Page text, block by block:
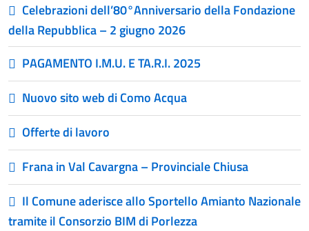
Celebrazioni dell’80°Anniversario della Fondazione
della Repubblica – 2 giugno 2026
PAGAMENTO I.M.U. E TA.R.I. 2025
Nuovo sito web di Como Acqua
Offerte di lavoro
Frana in Val Cavargna – Provinciale Chiusa
Il Comune aderisce allo Sportello Amianto Nazionale
tramite il Consorzio BIM di Porlezza